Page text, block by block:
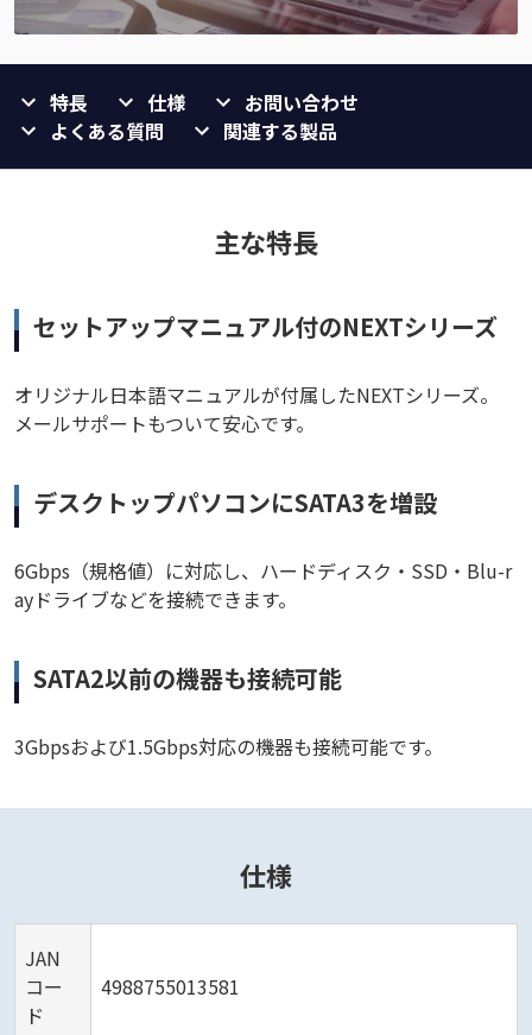
特長 仕様
お問い合わせ
よくある質問
関連する製品
主な特長
セットアップマニュアル付のNEXTシリーズ
オリジナル日本語マニュアルが付属したNEXTシリーズ。
メールサポートもついて安心です。
デスクトップパソコンにSATA3を増設
6Gbps（規格値）に対応し、ハードディスク・SSD・Blu-r
ayドライブなどを接続できます。
SATA2以前の機器も接続可能
3Gbpsおよび1.5Gbps対応の機器も接続可能です。
仕様
JAN
コー
ド
4988755013581